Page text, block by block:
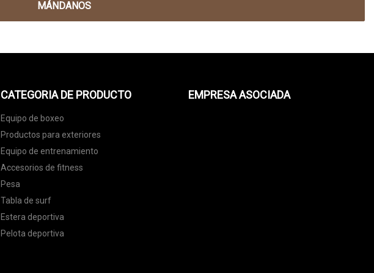
MÁNDANOS
CATEGORIA DE PRODUCTO
Equipo de boxeo
Productos para exteriores
Equipo de entrenamiento
Accesorios de fitness
Pesa
Tabla de surf
Estera deportiva
Pelota deportiva
EMPRESA ASOCIADA